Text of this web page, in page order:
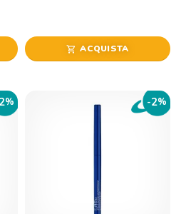
shopping_cart ACQUISTA
2% -2%